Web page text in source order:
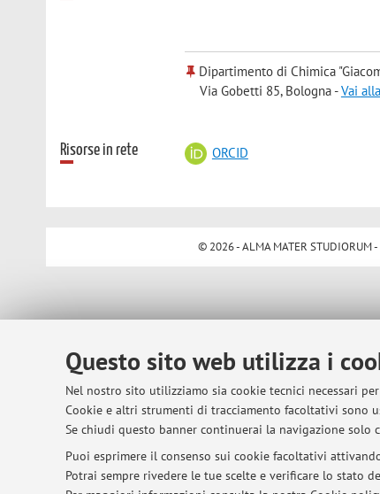
Questo sito web utilizza i
Nel nostro sito utilizziamo sia cookie tecnici necessari
Cookie e altri strumenti di tracciamento facoltativi sono
Se chiudi questo banner continuerai la navigazione solo
Puoi esprimere il consenso sui cookie facoltativi
Potrai sempre rivedere le tue scelte e verificare lo stato
Dipartimento di Chimica
Via Gobetti 85, Bologna -Vai
Risorse in rete ORCID
© 2026 - ALMA MATER